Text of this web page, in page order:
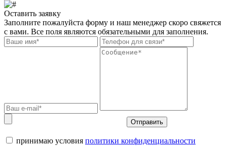
Оставить заявку
Заполните пожалуйста форму и наш менеджер скоро свяжется
с вами. Все поля являются обязательными для заполнения.
Отправить
принимаю условия политики конфиденциальности